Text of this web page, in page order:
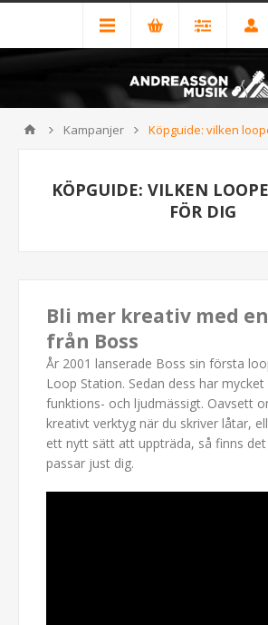
Kampanjer Köpguide: vilken
KÖPGUIDE: VILKEN
FÖR DIG
Bli mer kreativ med
från Boss
År 2001 lanserade Boss sin första
Loop Station. Sedan dess har
funktions- och ljudmässigt. Oavsett
kreativt verktyg när du skriver låtar,
ett nytt sätt att uppträda, så finns
passar just dig.